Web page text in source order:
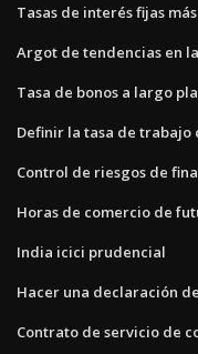
Tasas de interés fijas
Argot de tendencias en
Tasa de bonos a largo
Definir la tasa de trabajo
Control de riesgos de
Horas de comercio de
India icici prudencial
Hacer una declaración
Contrato de servicio de